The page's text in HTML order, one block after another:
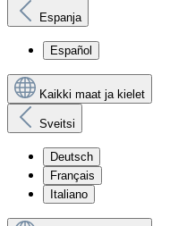
Espanja
Español
Kaikki maat ja kielet
Sveitsi
Deutsch
Français
Italiano